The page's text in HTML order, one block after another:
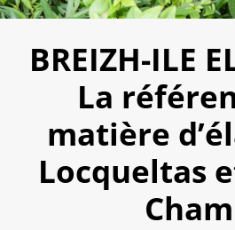
BREIZH-ILE
La
matière
Locqueltas